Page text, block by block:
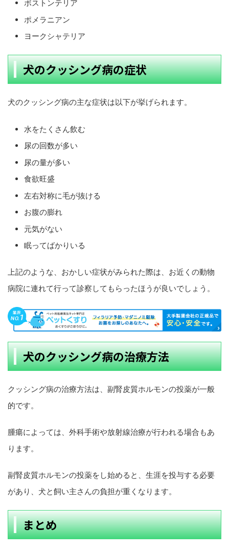
ボストンテリア
ポメラニアン
ヨークシャテリア
犬のクッシング病の症状
犬のクッシング病の主な症状は以下が挙げられます。
水をたくさん飲む
尿の回数が多い
尿の量が多い
食欲旺盛
左右対称に毛が抜ける
お腹の膨れ
元気がない
眠ってばかりいる
上記のような、おかしい症状がみられた際は、お近くの動物
病院に連れて行って診察してもらったほうが良いでしょう。
犬のクッシング病の治療方法
クッシング病の治療方法は、副腎皮質ホルモンの投薬が一般
的です。
腫瘍によっては、外科手術や放射線治療が行われる場合もあ
ります。
副腎皮質ホルモンの投薬をし始めると、生涯を投与する必要
があり、犬と飼い主さんの負担が重くなります。
まとめ